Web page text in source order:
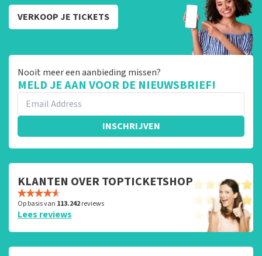
VERKOOP JE TICKETS
Nooit meer een aanbieding missen?
MELD JE AAN VOOR DE NIEUWSBRIEF!
INSCHRIJVEN
KLANTEN OVER TOPTICKETSHOP
Op basis van 113.242reviews
Lees reviews